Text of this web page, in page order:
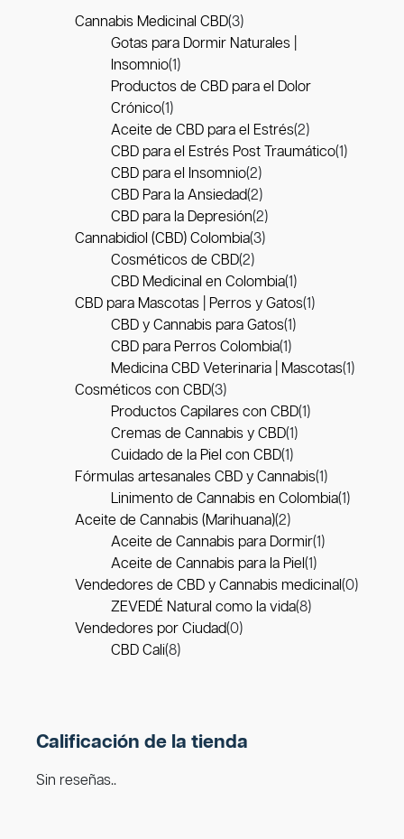
Cannabis Medicinal CBD(3)
Gotas para Dormir Naturales |
Insomnio(1)
Productos de CBD para el Dolor
Crónico(1)
Aceite de CBD para el Estrés(2)
CBD para el Estrés Post Traumático(1)
CBD para el Insomnio(2)
CBD Para la Ansiedad(2)
CBD para la Depresión(2)
Cannabidiol (CBD) Colombia(3)
Cosméticos de CBD(2)
CBD Medicinal en Colombia(1)
CBD para Mascotas | Perros y Gatos(1)
CBD y Cannabis para Gatos(1)
CBD para Perros Colombia(1)
Medicina CBD Veterinaria | Mascotas(1)
Cosméticos con CBD(3)
Productos Capilares con CBD(1)
Cremas de Cannabis y CBD(1)
Cuidado de la Piel con CBD(1)
Fórmulas artesanales CBD y Cannabis(1)
Linimento de Cannabis en Colombia(1)
Aceite de Cannabis (Marihuana)(2)
Aceite de Cannabis para Dormir(1)
Aceite de Cannabis para la Piel (1)
Vendedores de CBD y Cannabis medicinal(0)
ZEVEDÉ Natural como la vida(8)
Vendedores por Ciudad(0)
CBD Cali(8)
Calificación de la tienda
Sin reseñas..